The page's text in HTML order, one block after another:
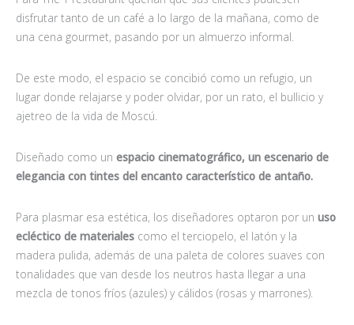
disfrutar tanto de un café a lo largo de la mañana, como de
una cena gourmet, pasando por un almuerzo informal.
De este modo, el espacio se concibió como un refugio, un
lugar donde relajarse y poder olvidar, por un rato, el bullicio y
ajetreo de la vida de Moscú.
Diseñado como un espacio cinematográfico, un escenario de
elegancia con tintes del encanto característico de antaño.
Para plasmar esa estética, los diseñadores optaron por un uso
ecléctico de materiales como el terciopelo, el latón y la
madera pulida, además de una paleta de colores suaves con
tonalidades que van desde los neutros hasta llegar a una
mezcla de tonos fríos (azules) y cálidos (rosas y marrones).